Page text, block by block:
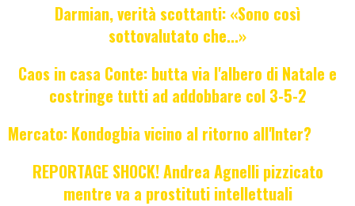
Darmian, verità scottanti: «Sono così
sottovalutato che...»
Caos in casa Conte: butta via l'albero di Natale e
costringe tutti ad addobbare col 3-5-2
Mercato: Kondogbia vicino al ritorno all'Inter?
REPORTAGE SHOCK! Andrea Agnelli pizzicato
mentre va a prostituti intellettuali